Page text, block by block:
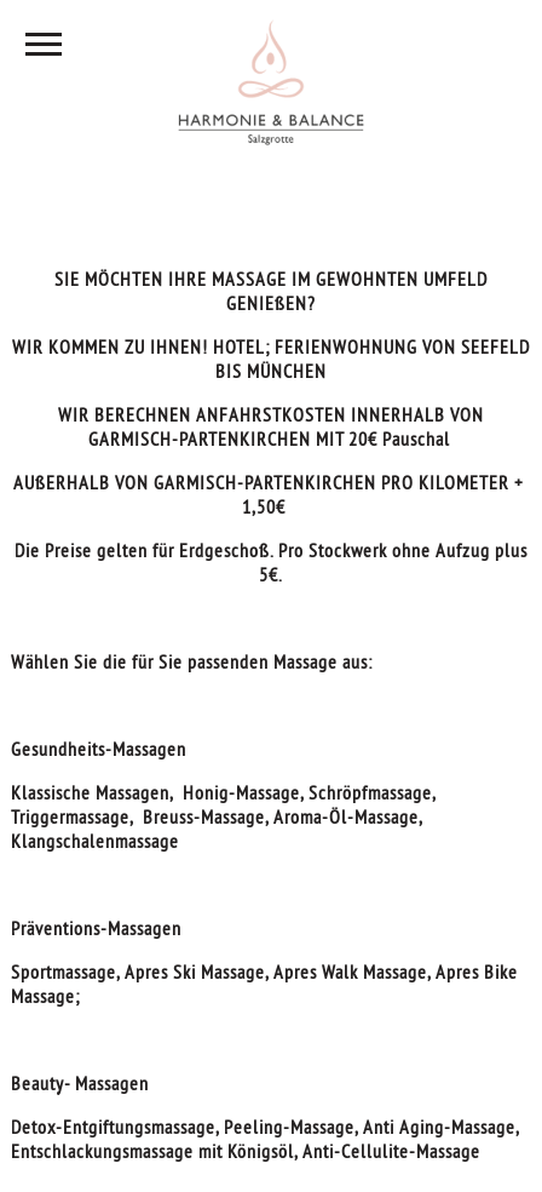
SIE MÖCHTEN IHRE MASSAGE IM GEWOHNTEN UMFELD
GENIEßEN?
WIR KOMMEN ZU IHNEN! HOTEL; FERIENWOHNUNG VON SEEFELD
BIS MÜNCHEN
WIR BERECHNEN ANFAHRSTKOSTEN INNERHALB VON
GARMISCH-PARTENKIRCHEN MIT 20€ Pauschal
AUßERHALB VON GARMISCH-PARTENKIRCHEN PRO KILOMETER +
1,50€
Die Preise gelten für Erdgeschoß. Pro Stockwerk ohne Aufzug plus
5€.
Wählen Sie die für Sie passenden Massage aus:
Gesundheits-Massagen
Klassische Massagen, Honig-Massage, Schröpfmassage,
Triggermassage, Breuss-Massage, Aroma-Öl-Massage,
Klangschalenmassage
Präventions-Massagen
Sportmassage, Apres Ski Massage, Apres Walk Massage, Apres Bike
Massage;
Beauty- Massagen
Detox-Entgiftungsmassage, Peeling-Massage, Anti Aging-Massage,
Entschlackungsmassage mit Königsöl, Anti-Cellulite-Massage